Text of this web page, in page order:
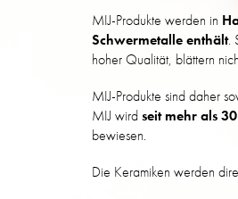
MIJ-Produkte werden in
Schwermetalle enthält.
hoher Qualität, blättern
MIJ-Produkte sind daher
MIJ wirdseit mehr als
bewiesen.
Die Keramiken werden